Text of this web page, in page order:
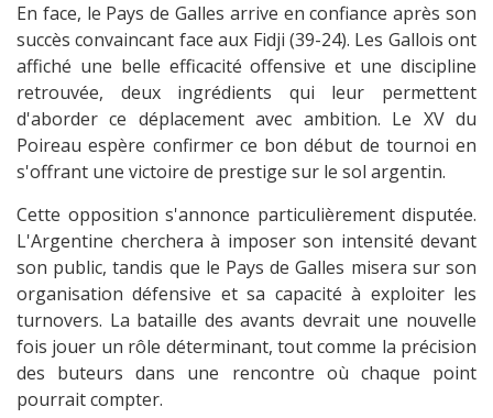
En face, le Pays de Galles arrive en confiance après son
succès convaincant face aux Fidji (39-24). Les Gallois ont
affiché une belle efficacité offensive et une discipline
retrouvée, deux ingrédients qui leur permettent
d'aborder ce déplacement avec ambition. Le XV du
Poireau espère confirmer ce bon début de tournoi en
s'offrant une victoire de prestige sur le sol argentin.
Cette opposition s'annonce particulièrement disputée.
L'Argentine cherchera à imposer son intensité devant
son public, tandis que le Pays de Galles misera sur son
organisation défensive et sa capacité à exploiter les
turnovers. La bataille des avants devrait une nouvelle
fois jouer un rôle déterminant, tout comme la précision
des buteurs dans une rencontre où chaque point
pourrait compter.